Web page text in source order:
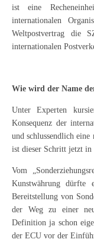
ist eine
internationalen
Weltpostvertrag die
internationalen
Wie wird der Name
Unter Experten
Konsequenz der
und schlussendlich
ist dieser Schritt jetzt in
Vom
Kunstwährung
Bereitstellung von
der Weg zu einer
Definition ja schon
der ECU vor der